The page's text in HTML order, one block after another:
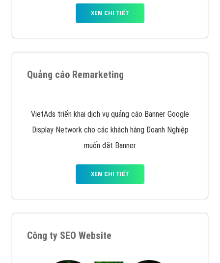
XEM CHI TIẾT
Quảng cáo Remarketing
VietAds triển khai dịch vụ quảng cáo Banner Google
Display Network cho các khách hàng Doanh Nghiệp
muốn đặt Banner